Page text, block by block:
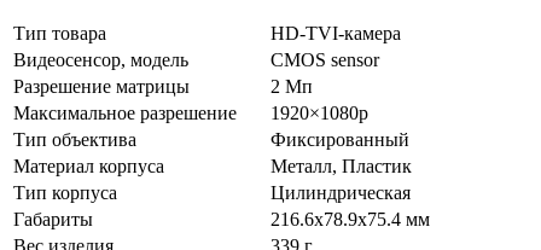
Тип товара
HD-TVI-камера
Видеосенсор, модель
CMOS sensor
Разрешение матрицы
2 Мп
Максимальное разрешение
1920×1080p
Тип объектива
Фиксированный
Материал корпуса
Металл, Пластик
Тип корпуса
Цилиндрическая
Габариты
216.6x78.9x75.4 мм
Вес изделия
339 г